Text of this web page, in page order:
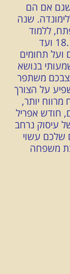
שגם אם הם
שנה
ללמוד
וליצור דינמיקה חדשה. נסיגת ונוס בין 18.12 ועד
ועל תחומים
בנושא
. אך כבר בפברואר-מרץ 2022 מצבכם משתפר
על הצורך
יותר,
חודש אפריל
של עיסוק נרחב
שלכם עשוי
משפחה